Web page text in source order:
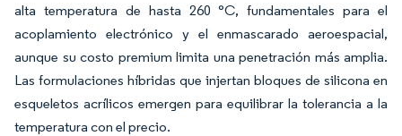
alta temperatura de hasta 260 °C, fundamentales para el
acoplamiento electrónico y el enmascarado aeroespacial,
aunque su costo premium limita una penetración más amplia.
Las formulaciones híbridas que injertan bloques de silicona en
esqueletos acrílicos emergen para equilibrar la tolerancia a la
temperatura con el precio.